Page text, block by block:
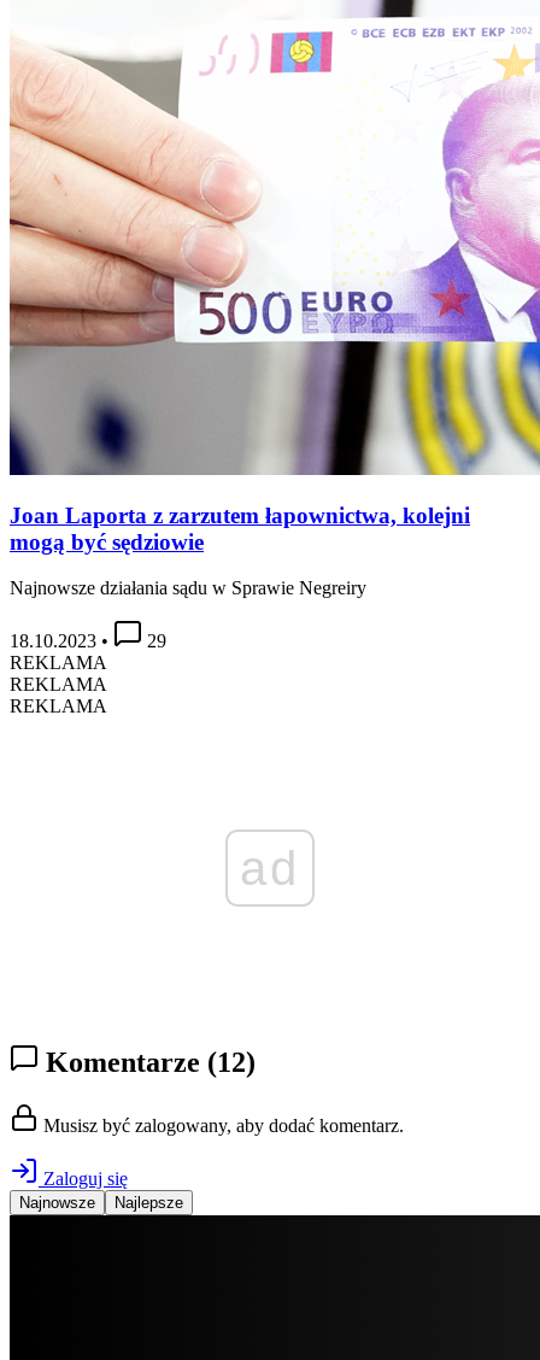
Joan Laporta z zarzutem łapownictwa, kolejni
mogą być sędziowie
Najnowsze działania sądu w Sprawie Negreiry
18.10.2023 •
29
REKLAMA
REKLAMA
REKLAMA
ad
Komentarze (12)
Musisz być zalogowany, aby dodać komentarz.
Zaloguj się
Najnowsze Najlepsze